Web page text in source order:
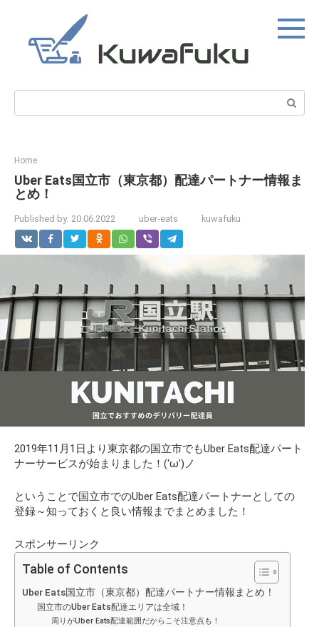
content
Search:
Home
Uber Eats国立市（東京都）配達パートナー情報ま
とめ！
Published by: 20.06.2022 uber-eats kuwafuku
2019年11月1日より東京都の国立市でもUber Eats配達パート
ナーサービスが始まりました！(‘ω’)ノ
ということで国立市でのUber Eats配達パートナーとしての
登録～知っておくと良い情報までまとめました！
スポンサーリンク
Table of Contents
Uber Eats国立市（東京都）配達パートナー情報まとめ！
国立市のUber Eats配達エリアは全域！
周りがUber Eats配達範囲だからこそ注意点も！